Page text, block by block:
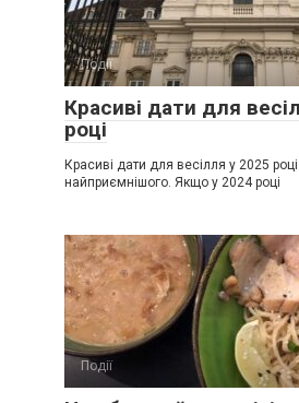
Події
Красиві дати для
році
Красиві дати для весілля у 2025
найприємнішого. Якщо у 2024 році
Події